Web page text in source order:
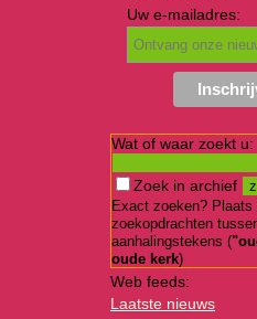
Uw e-mailadres:
Wat of waar zoekt u:
Zoek in archief
Exact zoeken? Plaats
zoekopdrachten
aanhalingstekens (
oude kerk)
Web feeds:
Laatste nieuws